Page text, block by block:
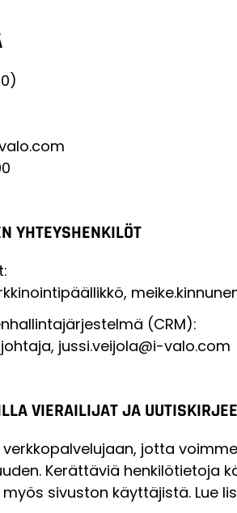
YHTEYSHENKILÖT
(CRM):
jussi.veijola@i-valo.com
VIERAILIJAT JA
jotta
Kerättäviä henkilötietoja
sivuston käyttäjistä. Lue